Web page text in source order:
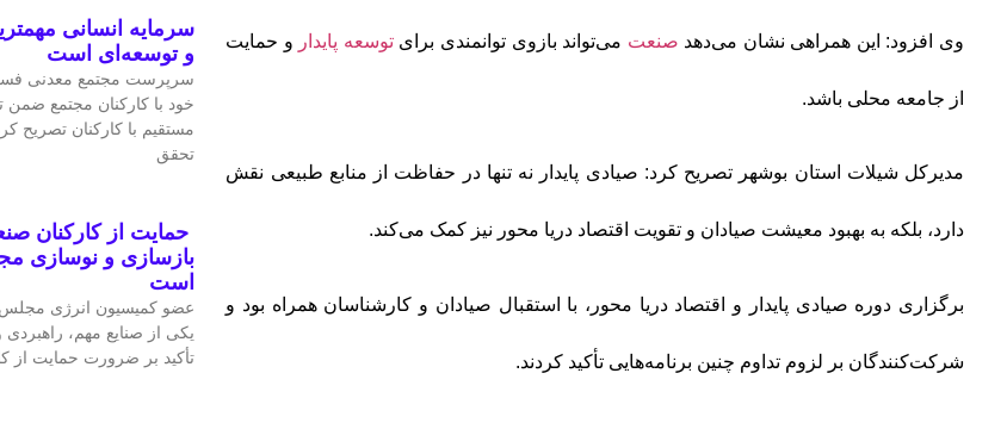
وی افزود: این همراهی نشان می‌دهد صنعت می‌تواند بازوی توانمندی برایتوسعه پایدار و حمایت
از جامعه محلی باشد.
مدیرکل شیلات استان بوشهر تصریح کرد: صیادی پایدار نه تنها در حفاظت از منابع طبیعی نقش
دارد، بلکه به بهبود معیشت صیادان و تقویت اقتصاد دریا محور نیز کمک می‌کند.
برگزاری دوره صیادی پایدار و اقتصاد دریا محور، با استقبال صیادان و کارشناسان همراه بود و
شرکت‌کنندگان بر لزوم تداوم چنین برنامه‌هایی تأکید کردند.
سرمایه انسانی
و توسعه‌ای است
سرپرست مجتمع معدنی
خود با کارکنان مجتمع ضمن
مستقیم با کارکنان تصریح
تحقق
حمایت از کارکنان
بازسازی و نوسازی
است
عضو کمیسیون انرژی
یکی از صنایع مهم، راهبردی
تأکید بر ضرورت حمایت از